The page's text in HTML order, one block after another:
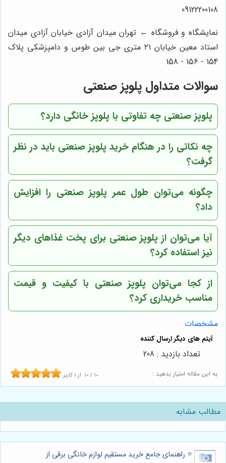
09122200108
نمایشگاه و فروشگاه ← تهران میدان آزادی خیابان آزادی میدان
استاد معین خیابان ۲۱ متری جی بین طوس و دامپزشکی پلاک
154 - 156 - 158
سوالات متداول پلوپز صنعتی
پلوپز صنعتی چه تفاوتی با پلوپز خانگی دارد؟
چه نکاتی را در هنگام خرید پلوپز صنعتی باید در نظر
گرفت؟
چگونه می‌توان طول عمر پلوپز صنعتی را افزایش
داد؟
آیا می‌توان از پلوپز صنعتی برای پخت غذاهای دیگر
نیز استفاده کرد؟
از کجا می‌توان پلوپز صنعتی با کیفیت و قیمت
مناسب خریداری کرد؟
مشخصات
به این مقاله امتیاز بدهید : 10 / 10 از1 کاربر
تعداد بازدید : 208
مطالب مشابه
⭐️ راهنمای جامع خرید مستقیم لوازم خانگی برقی از